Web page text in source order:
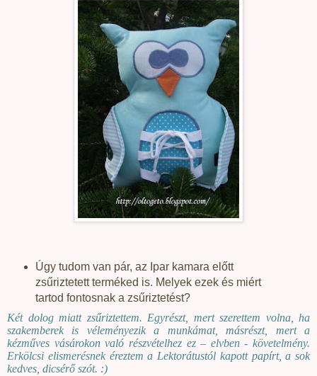
Úgy tudom van pár, az Ipar kamara előtt
zsűriztetett terméked is. Melyek ezek és miért
tartod fontosnak a zsűriztetést?
Két dolog miatt zsűriztettem. Egyrészt, mert szerettem volna, ha
szakemberek is véleményezik a munkámat, másrészt, mert a
kézműves vásárokon való részvételhez ez – elvben - követelmény.
Erkölcsi elismerésnek éreztem a Lektorátustól kapott papírt, a sok
kedves, dicsérő szót. :)